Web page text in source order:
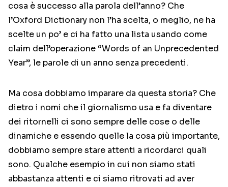
cosa è successo alla parola dell’anno? Che
l’Oxford Dictionary non l’ha scelta, o meglio, ne ha
scelte un po’ e ci ha fatto una lista usando come
claim dell’operazione “Words of an Unprecedented
Year”, le parole di un anno senza precedenti.
Ma cosa dobbiamo imparare da questa storia? Che
dietro i nomi che il giornalismo usa e fa diventare
dei ritornelli ci sono sempre delle cose o delle
dinamiche e essendo quelle la cosa più importante,
dobbiamo sempre stare attenti a ricordarci quali
sono. Qualche esempio in cui non siamo stati
abbastanza attenti e ci siamo ritrovati ad aver